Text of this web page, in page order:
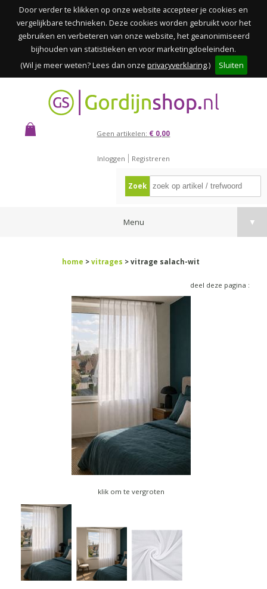
Door verder te klikken op onze website accepteer je cookies en
vergelijkbare technieken. Deze cookies worden gebruikt voor het
gebruiken en verbeteren van onze website, het geanonimiseerd
bijhouden van statistieken en voor marketingdoeleinden.
(Wil je meer weten? Lees dan onze privacyverklaring.) Sluiten
Geen artikelen: € 0,00
Inloggen Registreren
Zoek
Menu ▼
home > vitrages > vitrage salach-wit
deel deze pagina :
klik om te vergroten